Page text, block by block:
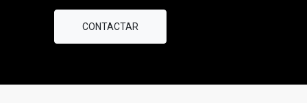
CONTACTAR